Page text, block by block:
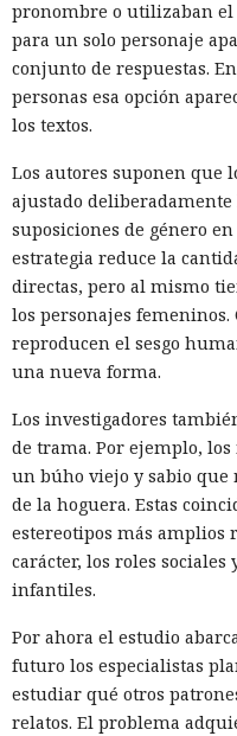
pronombre o utilizaban
para un solo personaje
conjunto de respuestas.
personas esa opción
los textos.
Los autores suponen que
ajustado
suposiciones de género
estrategia reduce la
directas, pero al mismo
los personajes femeninos.
reproducen el sesgo
una nueva forma.
Los investigadores
de trama. Por ejemplo,
un búho viejo y sabio
de la hoguera. Estas
estereotipos más amplios
carácter, los roles
infantiles.
Por ahora el estudio
futuro los especialistas
estudiar qué otros
relatos. El problema